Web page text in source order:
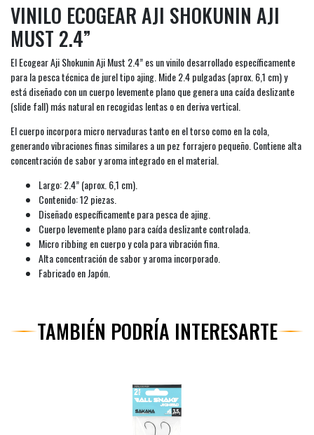
VINILO ECOGEAR AJI SHOKUNIN AJI
MUST 2.4”
El Ecogear Aji Shokunin Aji Must 2.4” es un vinilo desarrollado específicamente
para la pesca técnica de jurel tipo ajing. Mide 2.4 pulgadas (aprox. 6,1 cm) y
está diseñado con un cuerpo levemente plano que genera una caída deslizante
(slide fall) más natural en recogidas lentas o en deriva vertical.
El cuerpo incorpora micro nervaduras tanto en el torso como en la cola,
generando vibraciones finas similares a un pez forrajero pequeño. Contiene alta
concentración de sabor y aroma integrado en el material.
Largo: 2.4” (aprox. 6,1 cm).
Contenido: 12 piezas.
Diseñado específicamente para pesca de ajing.
Cuerpo levemente plano para caída deslizante controlada.
Micro ribbing en cuerpo y cola para vibración fina.
Alta concentración de sabor y aroma incorporado.
Fabricado en Japón.
TAMBIÉN PODRÍA INTERESARTE